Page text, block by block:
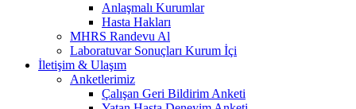
Anlaşmalı Kurumlar
Hasta Hakları
MHRS Randevu Al
Laboratuvar Sonuçları Kurum İçi
İletişim & Ulaşım
Anketlerimiz
Çalışan Geri Bildirim Anketi